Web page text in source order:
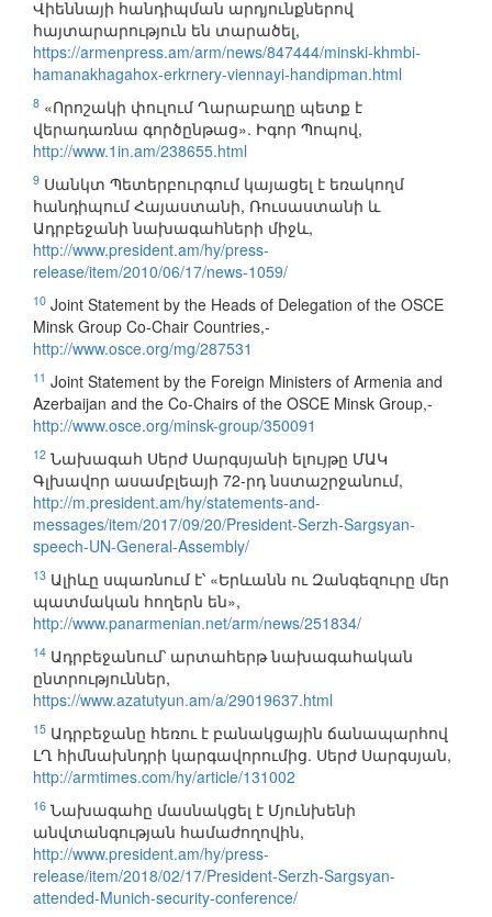
Վիեննայի հանդիպման արդյունքներով
հայտարարություն են տարածել,
https://armenpress.am/arm/news/847444/minski-khmbi-
hamanakhagahox-erkrnery-viennayi-handipman.html
8 «Որոշակի փուլում Ղարաբաղը պետք է
վերադառնա գործընթաց». Իգոր Պոպով,
http://www.1in.am/238655.html
9 Սանկտ Պետերբուրգում կայացել է եռակողմ
հանդիպում Հայաստանի, Ռուսաստանի և
Ադրբեջանի նախագահների միջև,
http://www.president.am/hy/press-
release/item/2010/06/17/news-1059/
10 Joint Statement by the Heads of Delegation of the OSCE
Minsk Group Co-Chair Countries,-
http://www.osce.org/mg/287531
11 Joint Statement by the Foreign Ministers of Armenia and
Azerbaijan and the Co-Chairs of the OSCE Minsk Group,-
http://www.osce.org/minsk-group/350091
12 Նախագահ Սերժ Սարգսյանի ելույթը ՄԱԿ
Գլխավոր ասամբլեայի 72-րդ նստաշրջանում,
http://m.president.am/hy/statements-and-
messages/item/2017/09/20/President-Serzh-Sargsyan-
speech-UN-General-Assembly/
13 Ալիևը սպառնում է՝ «Երևանն ու Զանգեզուրը մեր
պատմական հողերն են»,
http://www.panarmenian.net/arm/news/251834/
14 Ադրբեջանում՝ արտահերթ նախագահական
ընտրություններ,
https://www.azatutyun.am/a/29019637.html
15 Ադրբեջանը հեռու է բանակցային ճանապարհով
ԼՂ հիմնախնդրի կարգավորումից. Սերժ Սարգսյան,
http://armtimes.com/hy/article/131002
16 Նախագահը մասնակցել է Մյունխենի
անվտանգության համաժողովին,
http://www.president.am/hy/press-
release/item/2018/02/17/President-Serzh-Sargsyan-
attended-Munich-security-conference/